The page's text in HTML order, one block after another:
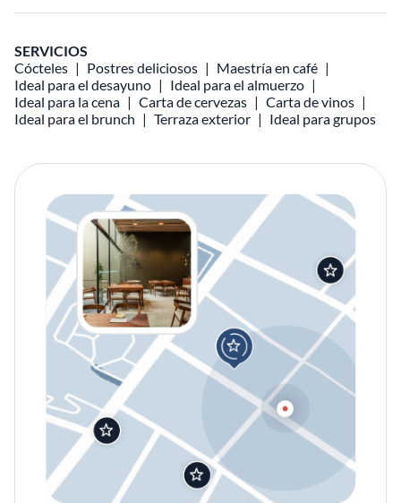
SERVICIOS
Cócteles
Postres deliciosos
Maestría en café
Ideal para el desayuno
Ideal para el almuerzo
Ideal para la cena
Carta de cervezas
Carta de vinos
Ideal para el brunch
Terraza exterior Ideal para grupos